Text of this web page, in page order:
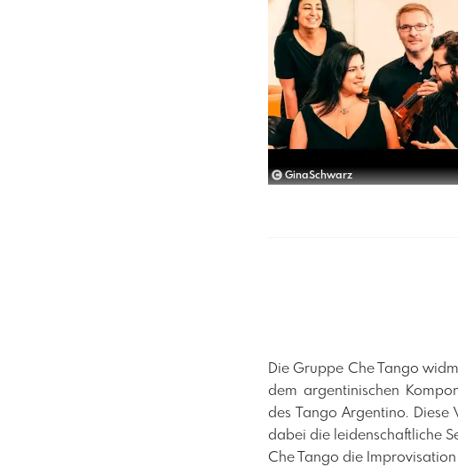
GinaSchwarz
Previous
Die Gruppe Che Tango
dem argentinischen
des Tango Argentino.
dabei die leidenschaftliche
Che Tango die